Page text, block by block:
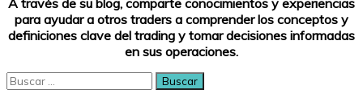
A través de su blog, comparte conocimientos y experiencias
para ayudar a otros traders a comprender los conceptos y
definiciones clave del trading y tomar decisiones informadas
en sus operaciones.
Buscar: